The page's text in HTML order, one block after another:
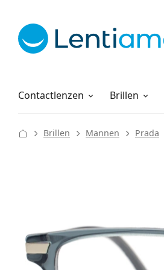
Contactlenzen
Lenzenvloeistoffen Brillen
Hoe bestellen
Brillen Mannen Prada